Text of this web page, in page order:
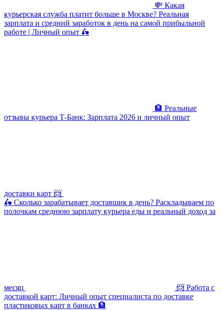
💸 Какая
курьерская служба платит больше в Москве? Реальная
зарплата и средний заработок в день на самой прибыльной
работе | Личный опыт 🛵
🏦 Реальные
отзывы курьера Т-Банк: Зарплата 2026 и личный опыт
доставки карт 📨
🛵 Сколько зарабатывает доставщик в день? Раскладываем по
полочкам среднюю зарплату курьера еды и реальный доход за
месяц
📨 Работа с
доставкой карт: Личный опыт специалиста по доставке
пластиковых карт в банках 🏦